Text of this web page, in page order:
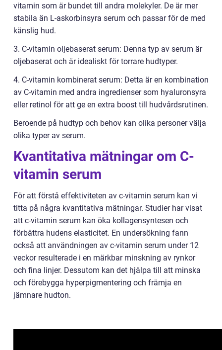
vitamin som är bundet till andra molekyler. De är mer
stabila än L-askorbinsyra serum och passar för de med
känslig hud.
3. C-vitamin oljebaserat serum: Denna typ av serum är
oljebaserat och är idealiskt för torrare hudtyper.
4. C-vitamin kombinerat serum: Detta är en kombination
av C-vitamin med andra ingredienser som hyaluronsyra
eller retinol för att ge en extra boost till hudvårdsrutinen.
Beroende på hudtyp och behov kan olika personer välja
olika typer av serum.
Kvantitativa mätningar om C-
vitamin serum
För att förstå effektiviteten av c-vitamin serum kan vi
titta på några kvantitativa mätningar. Studier har visat
att c-vitamin serum kan öka kollagensyntesen och
förbättra hudens elasticitet. En undersökning fann
också att användningen av c-vitamin serum under 12
veckor resulterade i en märkbar minskning av rynkor
och fina linjer. Dessutom kan det hjälpa till att minska
och förebygga hyperpigmentering och främja en
jämnare hudton.